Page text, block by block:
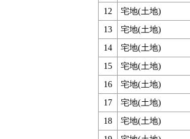
12
宅地(土地)
13
宅地(土地)
14
宅地(土地)
15
宅地(土地)
16
宅地(土地)
17
宅地(土地)
18
宅地(土地)